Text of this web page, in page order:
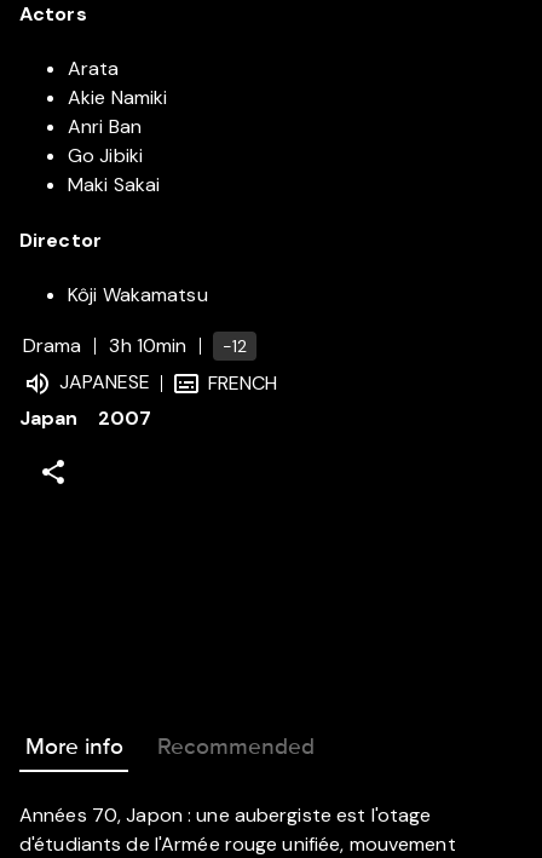
Actors
Arata
Akie Namiki
Anri Ban
Go Jibiki
Maki Sakai
Director
Kôji Wakamatsu
Drama
3h 10min -12
JAPANESE
FRENCH
Japan
2007
More info Recommended
Années 70, Japon : une aubergiste est l'otage
d'étudiants de l'Armée rouge unifiée, mouvement